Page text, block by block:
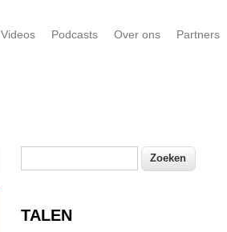
Videos Podcasts Over ons Partners
TALEN